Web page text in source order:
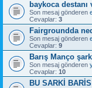
baykoca
Son mesaj gönderen
Cevaplar: 3
Fairgroundda
Son mesaj gönderen
Cevaplar: 9
Barış Manço
Son mesaj gönderen
Cevaplar: 10
BU SARKİ